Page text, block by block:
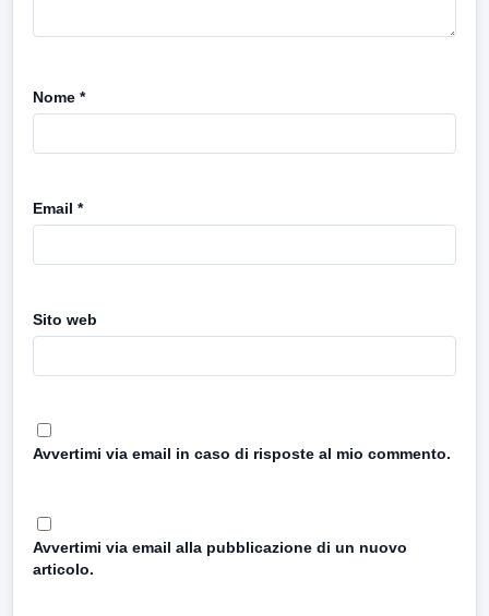
Nome *
Email *
Sito web
Avvertimi via email in caso di risposte al mio commento.
Avvertimi via email alla pubblicazione di un nuovo
articolo.